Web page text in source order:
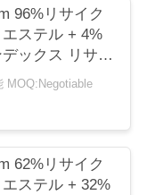
96%リサイク
ステル + 4%
ックス リサイ
エステルニッ
生地
MOQ:Negotiable
62%リサイク
エステル + 32%